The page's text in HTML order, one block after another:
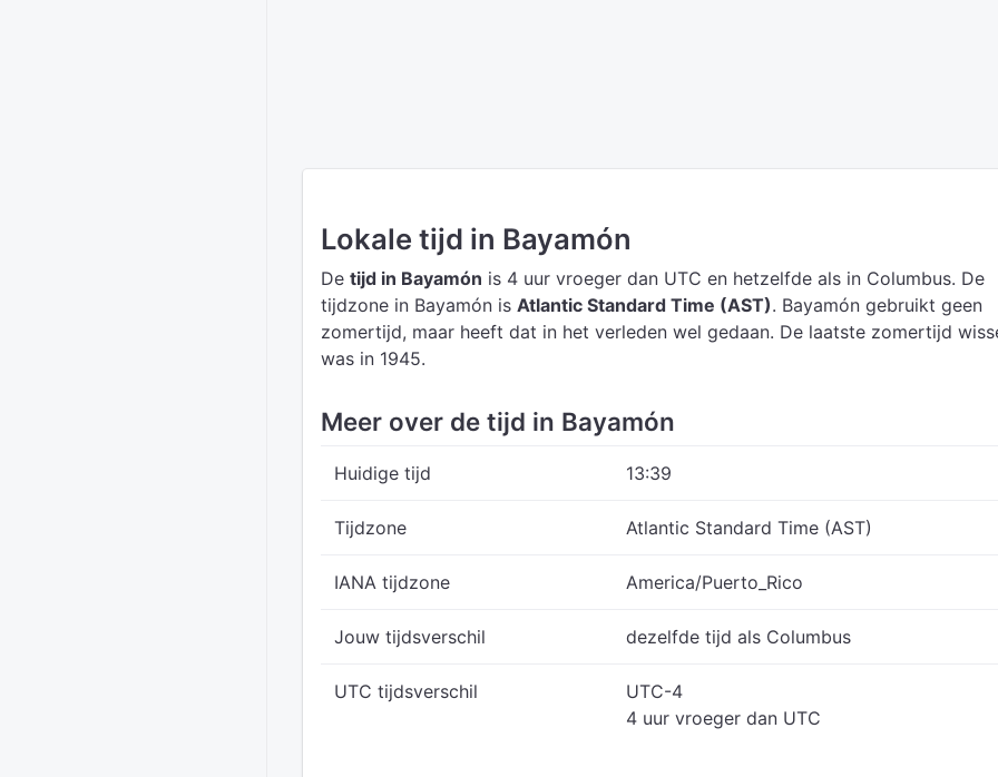
Lokale tijd in Bayamón
De tijd in Bayamón is 4 uur vroeger dan UTC en hetzelfde als in Columbus. De
tijdzone in Bayamón is Atlantic Standard Time (AST). Bayamón gebruikt geen
zomertijd, maar heeft dat in het verleden wel gedaan. De laatste zomertijd
was in 1945.
Meer over de tijd in Bayamón
Huidige tijd 13:39
Tijdzone Atlantic Standard Time (AST)
IANA tijdzone America/Puerto_Rico
Jouw tijdsverschil dezelfde tijd als Columbus
UTC tijdsverschil
UTC-4
4 uur vroeger dan UTC